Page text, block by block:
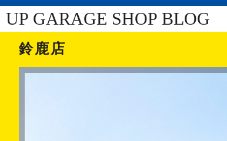
UP GARAGE SHOP BLOG
鈴鹿店